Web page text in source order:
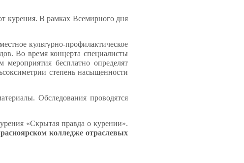
курения. В рамках Всемирного дня
культурно-профилактическое
Во время концерта специалисты
мероприятия бесплатно определят
степень насыщенности
Обследования проводятся
«Скрытая правда о курении».
колледже отраслевых